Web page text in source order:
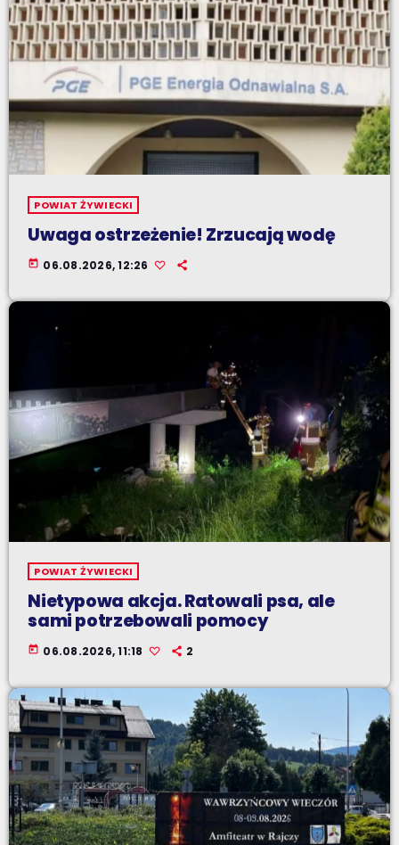
POWIAT ŻYWIECKI
Uwaga ostrzeżenie! Zrzucają wodę
today 06.08.2026, 12:26
POWIAT ŻYWIECKI
Nietypowa akcja. Ratowali psa, ale
sami potrzebowali pomocy
today 06.08.2026, 11:18 2